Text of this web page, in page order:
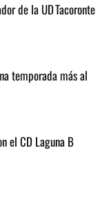
de la UD Tacoronte
temporada más al
el CD Laguna B